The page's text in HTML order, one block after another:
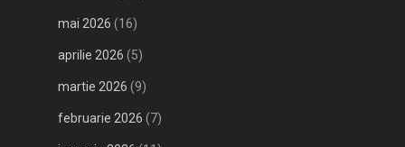
mai 2026 (16)
aprilie 2026 (5)
martie 2026 (9)
februarie 2026 (7)